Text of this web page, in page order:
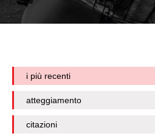
i più recenti
atteggiamento
citazioni